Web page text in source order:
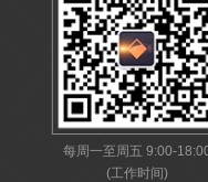
每周一至周五 9:00-
(工作时间)